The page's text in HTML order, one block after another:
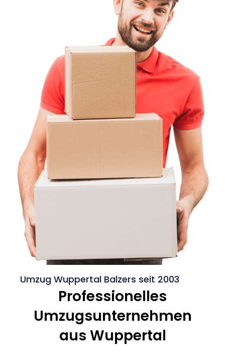
Umzug Wuppertal Balzers seit 2003
Professionelles
Umzugsunternehmen
aus Wuppertal